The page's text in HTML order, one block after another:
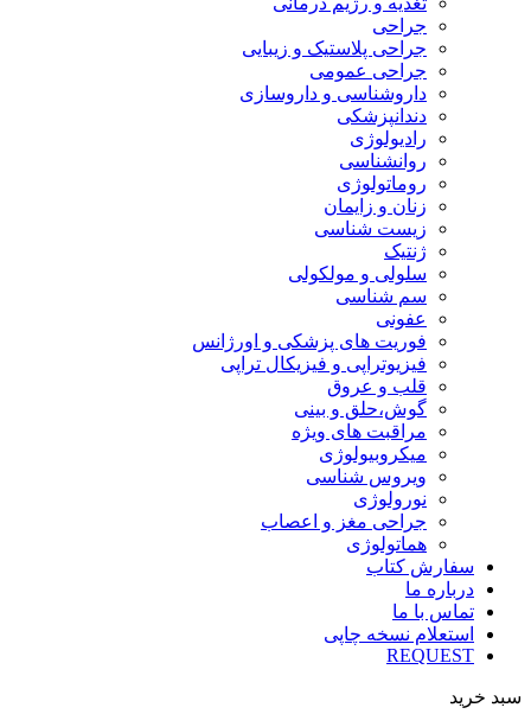
جراحی
جراحی پلاستیک و زیبایی
جراحی عمومی
داروشناسی و داروسازی
دندانپزشکی
رادیولوژی
روانشناسی
روماتولوژی
زنان و زایمان
زیست شناسی
ژنتیک
سلولی و مولکولی
سم شناسی
عفونی
فوریت های پزشکی و اورژانس
فیزیوتراپی و فیزیکال تراپی
قلب و عروق
گوش،حلق و بینی
مراقبت های ویژه
میکروبیولوژی
ویروس شناسی
نورولوژی
جراحی مغز و اعصاب
هماتولوژی
سفارش کتاب
درباره ما
تماس با ما
استعلام نسخه چاپی
REQUEST
سبد خرید